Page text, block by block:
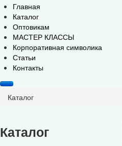
Главная
Каталог
Оптовикам
МАСТЕР КЛАССЫ
Корпоративная символика
Статьи
Контакты
Каталог
Каталог